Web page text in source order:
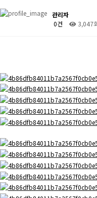
관리자
0건
3,047